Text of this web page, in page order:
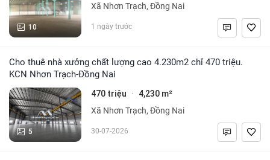
10
Xã Nhơn Trạch, Đồng Nai
1 ngày trước
Cho thuê nhà xưởng chất lượng cao 4.230m2 chỉ 470 triệu.
KCN Nhơn Trạch-Đồng Nai
5
470 triệu · 4,230 m²
Xã Nhơn Trạch, Đồng Nai
30-07-2026